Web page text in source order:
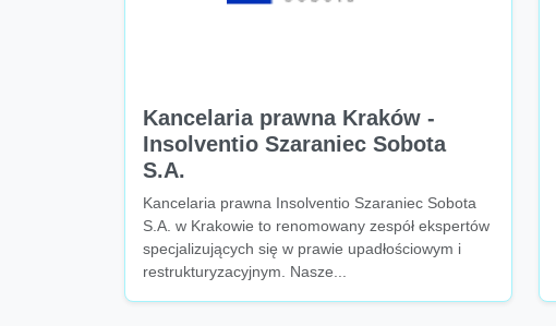
Kancelaria prawna Kraków -
Insolventio Szaraniec Sobota
S.A.
Kancelaria prawna Insolventio Szaraniec Sobota
S.A. w Krakowie to renomowany zespół ekspertów
specjalizujących się w prawie upadłościowym i
restrukturyzacyjnym. Nasze...